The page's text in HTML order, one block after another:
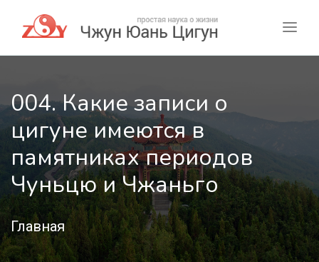
004. Какие записи о
цигуне имеются в
памятниках периодов
Чуньцю и Чжаньго
Главная